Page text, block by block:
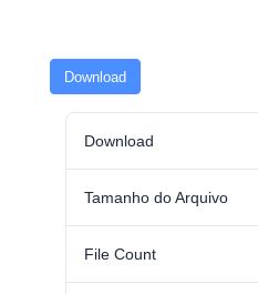
Download
Download
Tamanho do Arquivo
File Count